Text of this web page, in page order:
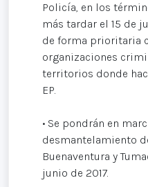
Policía, en los
más tardar el 15 de
de forma prioritaria
organizaciones
territorios donde
EP.
• Se pondrán en
desmantelamiento
Buenaventura y
junio de 2017.